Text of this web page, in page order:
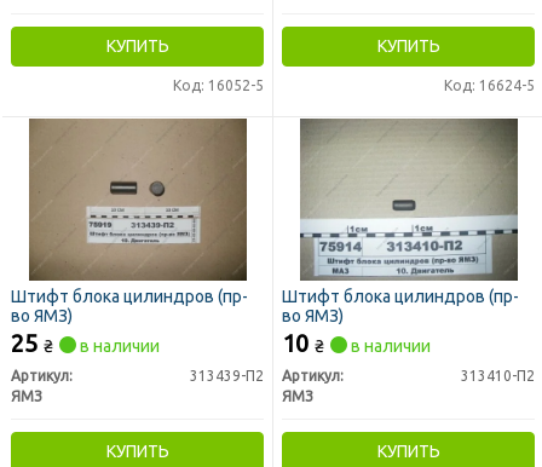
КУПИТЬ
Код: 16052-5
КУПИТЬ
Код: 16624-5
Штифт блока цилиндров (пр-
во ЯМЗ)
25 ₴ в наличии
Артикул:
313439-П2
ЯМЗ
КУПИТЬ
Штифт блока цилиндров (пр-
во ЯМЗ)
10 ₴ в наличии
Артикул:
313410-П2
ЯМЗ
КУПИТЬ